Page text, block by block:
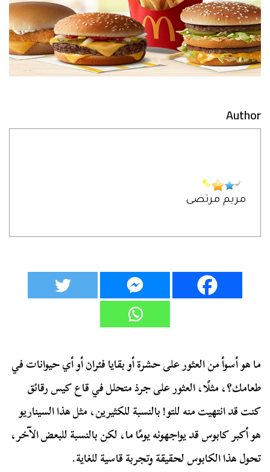
Author
مريم مرتضى
ما هو أسوأ من العثور على حشرة أو بقايا فئران أو أي حيوانات في
طعامك؟، مثلًا، العثور على جرذ متحلل في قاع كيس رقائق
كنت قد انتهيت منه للتو! بالنسبة للكثيرين، مثل هذا السيناريو
هو أكبر كابوس قد يواجهونه يومًا ما، لكن بالنسبة للبعض الآخر،
تحول هذا الكابوس لحقيقة وتجربة قاسية للغاية.